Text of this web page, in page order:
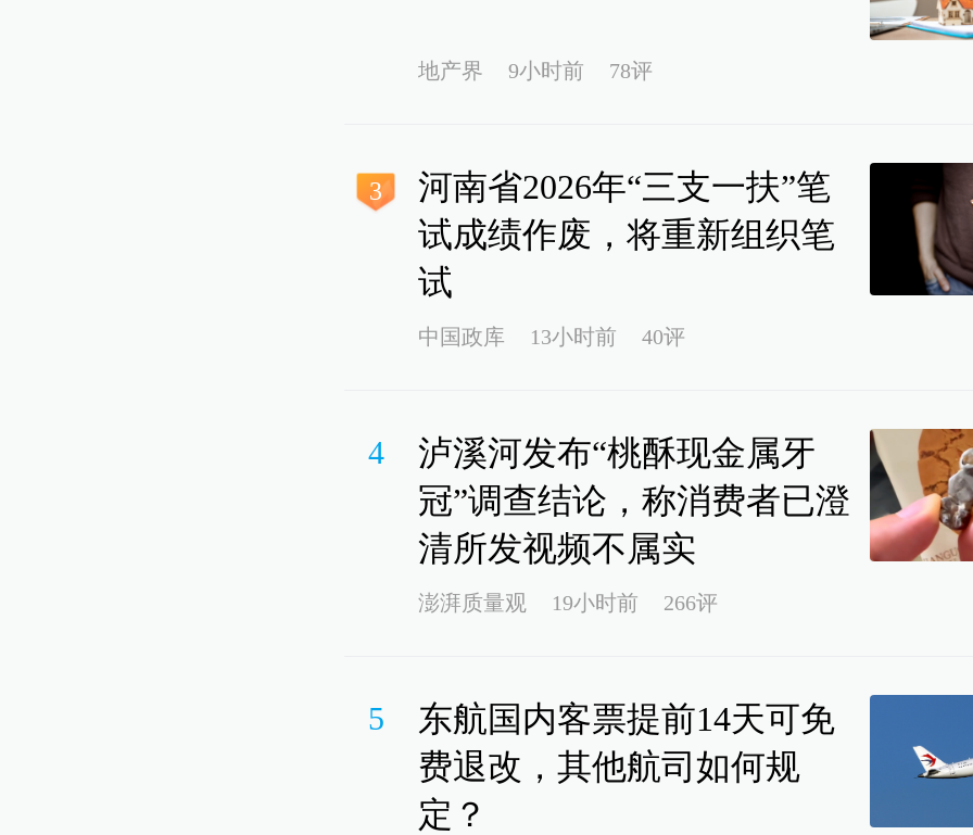
地产界 9小时前 78评
3
河南省2026年“三支一扶”笔
试成绩作废，将重新组织笔
试
中国政库 13小时前 40评
4
泸溪河发布“桃酥现金属牙
冠”调查结论，称消费者已澄
清所发视频不属实
澎湃质量观 19小时前 266评
5
东航国内客票提前14天可免
费退改，其他航司如何规
定？